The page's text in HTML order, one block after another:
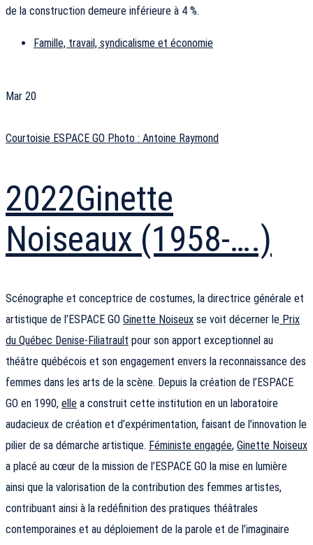
de la construction demeure inférieure à 4 %.
Famille, travail, syndicalisme et économie
Mar 20
Courtoisie ESPACE GO Photo : Antoine Raymond
2022Ginette
Noiseaux (1958-….)
Scénographe et conceptrice de costumes, la directrice générale et
artistique de l’ESPACE GO Ginette Noiseux se voit décerner le Prix
du Québec Denise-Filiatrault pour son apport exceptionnel au
théâtre québécois et son engagement envers la reconnaissance des
femmes dans les arts de la scène. Depuis la création de l’ESPACE
GO en 1990, elle a construit cette institution en un laboratoire
audacieux de création et d’expérimentation, faisant de l’innovation le
pilier de sa démarche artistique. Féministe engagée, Ginette Noiseux
a placé au cœur de la mission de l’ESPACE GO la mise en lumière
ainsi que la valorisation de la contribution des femmes artistes,
contribuant ainsi à la redéfinition des pratiques théâtrales
contemporaines et au déploiement de la parole et de l’imaginaire